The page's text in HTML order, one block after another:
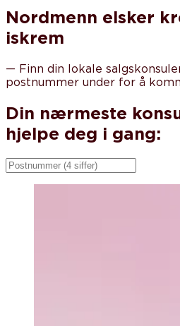
Nordmenn elsker
iskrem
— Finn din lokale
postnummer under for å
Din nærmeste
hjelpe deg i gang: